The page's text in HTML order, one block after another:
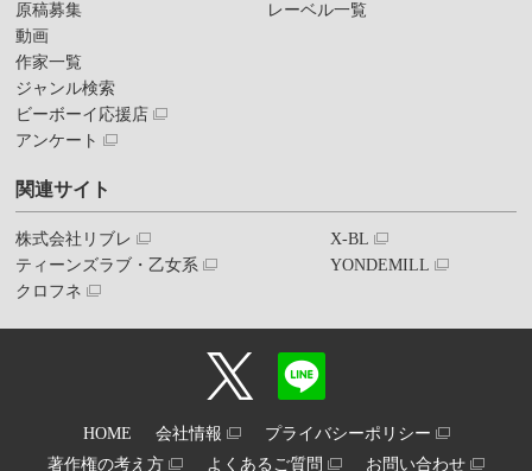
原稿募集
動画
作家一覧
ジャンル検索
ビーボーイ応援店
アンケート
レーベル一覧
関連サイト
株式会社リブレ
ティーンズラブ・乙女系
クロフネ
X-BL
YONDEMILL
HOME 会社情報
プライバシーポリシー
著作権の考え方
よくあるご質問 お問い合わせ